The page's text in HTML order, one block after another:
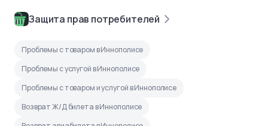
Защита прав потребителей
Проблемы с товаром в Иннополисе
Проблемы с услугой в Иннополисе
Проблемы с товаром и услугой в Иннополисе
Возврат Ж/Д билета в Иннополисе